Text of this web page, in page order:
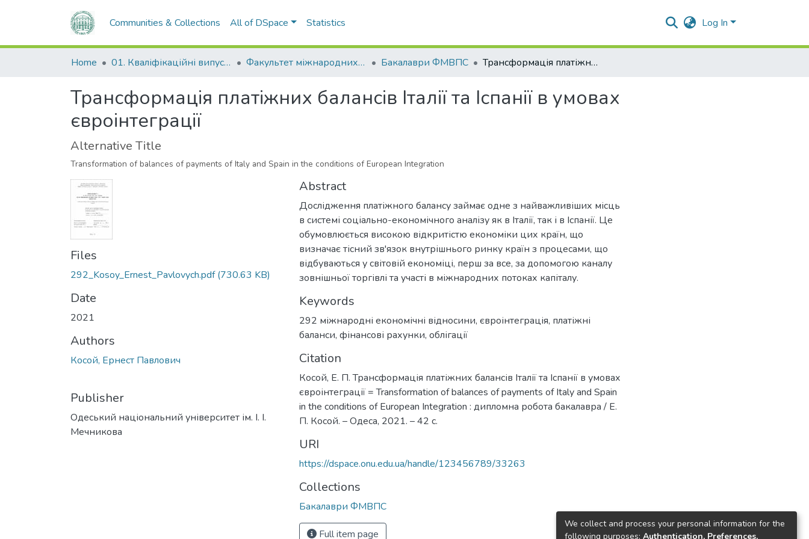
Communities & Collections All of DSpace Statistics Log In
Home 01. Кваліфікаційні випускні роботи здобувачів вищої освіти Факультет міжнародних відносин, політології та соціології Бакалаври ФМВПС Трансформація платіжних балансів Італії та Іспанії в умовах євроінтеграції
Трансформація платіжних балансів Італії та Іспанії в умовах
євроінтеграції
Alternative Title
Transformation of balances of payments of Italy and Spain in the conditions of European Integration
Files
292_Kosoy_Ernest_Pavlovych.pdf(730.63 KB)
Date
2021
Authors
Косой, Ернест Павлович
Publisher
Одеський національний університет ім. І. І.
Мечникова
Abstract
Дослідження платіжного балансу займає одне з найважливіших місць
в системі соціально-економічного аналізу як в Італії, так і в Іспанії. Це
обумовлюється високою відкритістю економіки цих країн, що
визначає тісний зв'язок внутрішнього ринку країн з процесами, що
відбуваються у світовій економіці, перш за все, за допомогою каналу
зовнішньої торгівлі та участі в міжнародних потоках капіталу.
Keywords
292 міжнародні економічні відносини, євроінтеграція, платіжні
баланси, фінансові рахунки, облігації
Citation
Косой, Е. П. Трансформація платіжних балансів Італії та Іспанії в умовах
євроінтеграції = Transformation of balances of payments of Italy and Spain
in the conditions of European Integration : дипломна робота бакалавра / Е.
П. Косой. – Одеса, 2021. – 42 с.
URI
https://dspace.onu.edu.ua/handle/123456789/33263
Collections
Бакалаври ФМВПС
Full item page
We collect and process your personal information for the
following purposes: Authentication, Preferences,